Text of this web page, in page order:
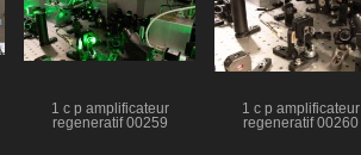
1 c p amplificateur
regeneratif 00259
1 c p amplificateur
regeneratif 00260